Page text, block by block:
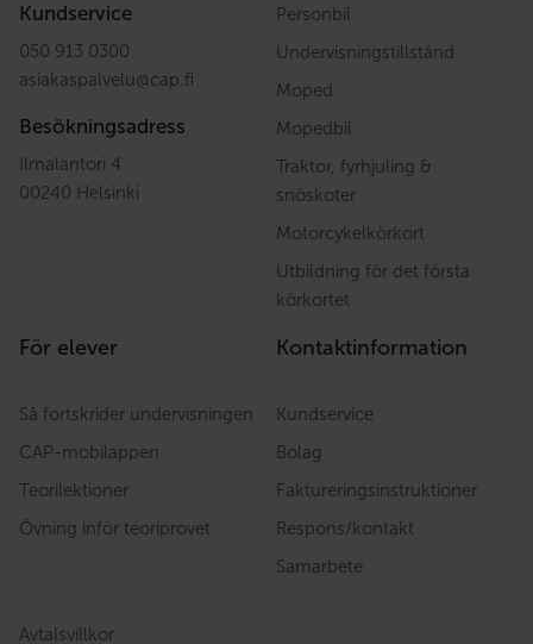
Kundservice
050 913 0300
asiakaspalvelu@cap.fi
Besökningsadress
Ilmalantori 4
00240 Helsinki
Personbil
Undervisningstillstånd
Moped
Mopedbil
Traktor, fyrhjuling &
snöskoter
Motorcykelkörkort
Utbildning för det första
körkortet
För elever
Så fortskrider undervisningen
CAP-mobilappen
Teorilektioner
Övning inför teoriprovet
Kontaktinformation
Kundservice
Bolag
Faktureringsinstruktioner
Respons/kontakt
Samarbete
Avtalsvillkor